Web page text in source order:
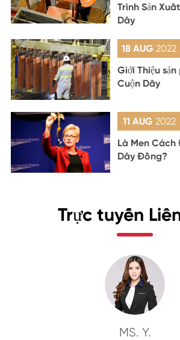
Trình Sản
Dây
18 AUG 2022
Giới Thiệu
Cuộn Dây
11 AUG 2022
Là Men Cách
Dây Đồng?
Trực tuyến
MS. Y.